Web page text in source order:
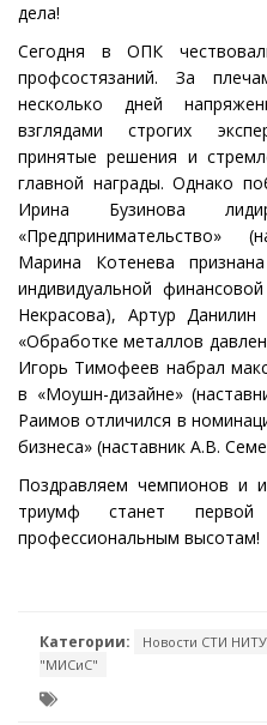
дела!
Сегодня в ОПК
профсостязаний. За
несколько дней
взглядами строгих
принятые решения и
главной награды. Однако
Ирина Бузинова
«Предпринимательство»
Марина Котенева
индивидуальной
Некрасова), Артур
«Обработке металлов
Игорь Тимофеев набрал
в «Моушн-дизайне»
Раимов отличился в
бизнеса» (наставник А.В.
Поздравляем чемпионов и
триумф станет
профессиональным высотам!
Категории: Новости СТИ
"МИСиС"